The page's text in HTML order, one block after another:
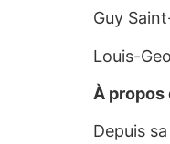
Guy
Louis-
À propos
Depuis